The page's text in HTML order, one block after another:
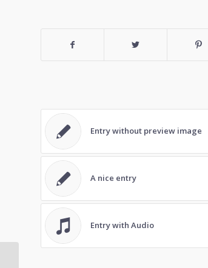
Entry without preview image
A nice entry
Entry with Audio